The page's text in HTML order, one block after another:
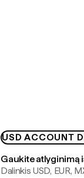
USD ACCOUNT
Gaukite atlyginimą
Dalinkis USD, EUR,